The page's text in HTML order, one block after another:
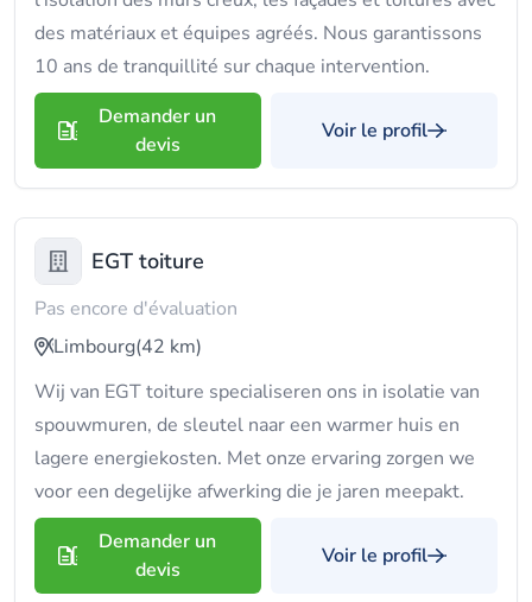
des matériaux et équipes agréés. Nous garantissons
10 ans de tranquillité sur chaque intervention.
Demander un
devis
Voir le profil
EGT toiture
Pas encore d'évaluation
Limbourg(42 km)
Wij van EGT toiture specialiseren ons in isolatie van
spouwmuren, de sleutel naar een warmer huis en
lagere energiekosten. Met onze ervaring zorgen we
voor een degelijke afwerking die je jaren meepakt.
Demander un
devis
Voir le profil